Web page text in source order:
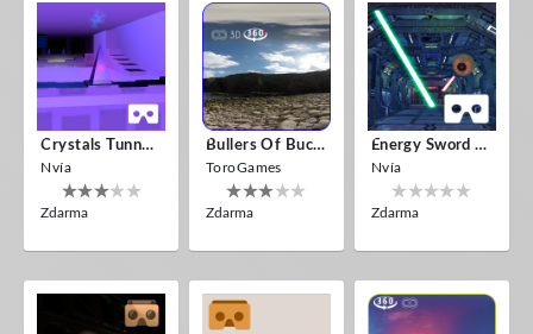
Crystals Tunnel VR
Nvía
Zdarma
Bullers Of Buchan Aberdeen
ToroGames
Zdarma
Energy Sword VR
Nvía
Zdarma